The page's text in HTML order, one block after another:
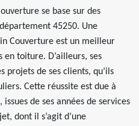
se base sur des
45250. Une
Couverture est un meilleur
toiture. D’ailleurs, ses
projets de ses clients, qu’ils
Cette réussite est due à
de ses années de services
dont il s’agit d’une